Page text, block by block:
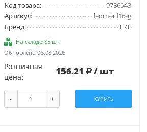
Код товара:
9786643
Артикул:
ledm-ad16-g
Бренд:
EKF
На складе 85 шт
Обновлено 06.08.2026
Розничная
цена:
156.21 / шт
- + КУПИТЬ